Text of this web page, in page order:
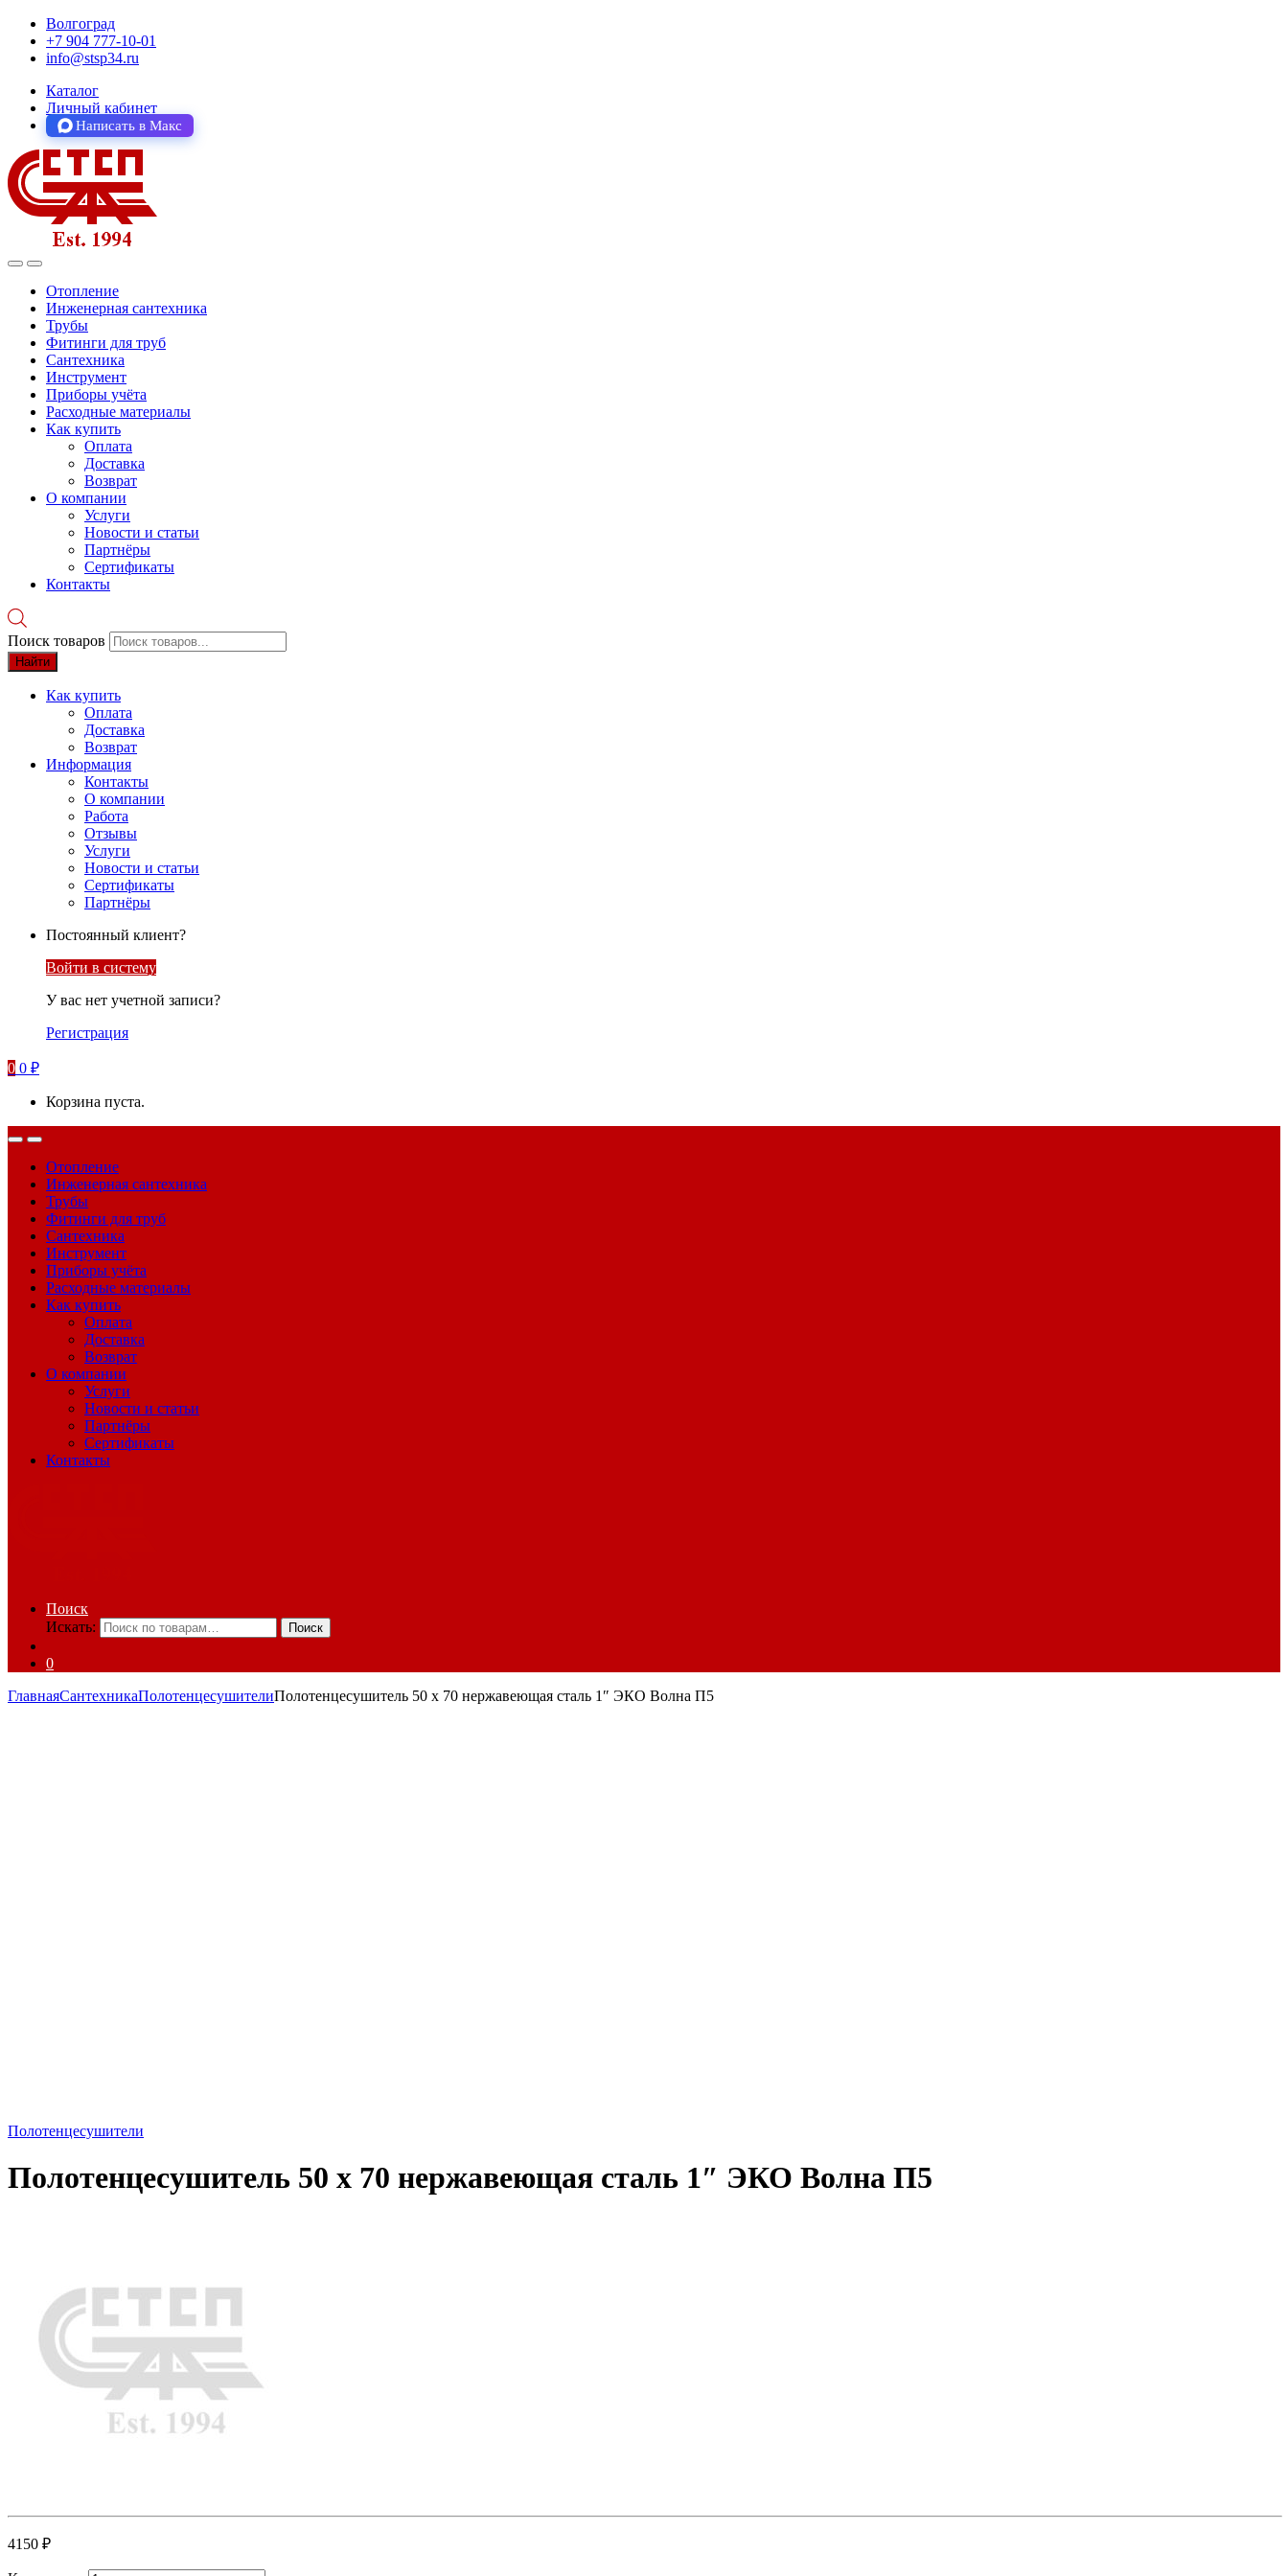
Волгоград
+7 904 777-10-01
info@stsp34.ru
Каталог
Личный кабинет
Написать в Макс
Отопление
Инженерная сантехника
Трубы
Фитинги для труб
Сантехника
Инструмент
Приборы учёта
Расходные материалы
Как купить
Оплата
Доставка
Возврат
О компании
Услуги
Новости и статьи
Партнёры
Сертификаты
Контакты
Поиск товаров
Найти
Как купить
Оплата
Доставка
Возврат
Информация
Контакты
О компании
Работа
Отзывы
Услуги
Новости и статьи
Сертификаты
Партнёры
Постоянный клиент?
Войти в систему
У вас нет учетной записи?
Регистрация
0 0 ₽
Корзина пуста.
Отопление
Инженерная сантехника
Трубы
Фитинги для труб
Сантехника
Инструмент
Приборы учёта
Расходные материалы
Как купить
Оплата
Доставка
Возврат
О компании
Услуги
Новости и статьи
Партнёры
Сертификаты
Контакты
Поиск
Искать:
Поиск
0
ГлавнаяСантехникаПолотенцесушителиПолотенцесушитель 50 x 70 нержавеющая сталь 1″ ЭКО Волна П5
Полотенцесушители
Полотенцесушитель 50 x 70 нержавеющая сталь 1″ ЭКО Волна П5
4150 ₽